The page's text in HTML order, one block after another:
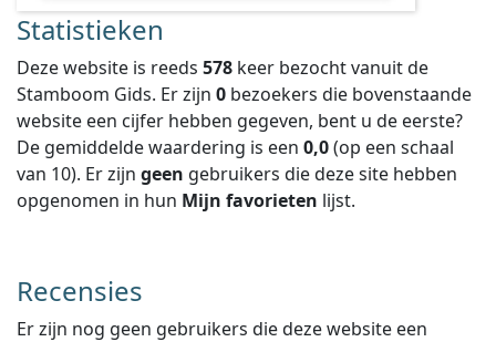
Statistieken
Deze website is reeds 578 keer bezocht vanuit de
Stamboom Gids. Er zijn 0 bezoekers die bovenstaande
website een cijfer hebben gegeven, bent u de eerste?
De gemiddelde waardering is een 0,0(op een schaal
van 10). Er zijn geen gebruikers die deze site hebben
opgenomen in hun Mijn favorieten lijst.
Recensies
Er zijn nog geen gebruikers die deze website een